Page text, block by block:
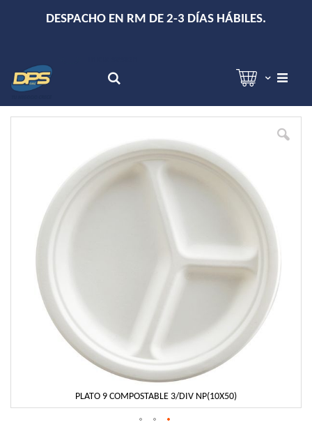
DESPACHO EN RM DE 2-3 DÍAS HÁBILES.
PLATO 9 COMPOSTABLE 3/DIV NP(10X50)